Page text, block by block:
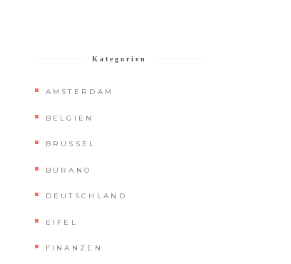
Kategorien
AMSTERDAM
BELGIEN
BRÜSSEL
BURANO
DEUTSCHLAND
EIFEL
FINANZEN